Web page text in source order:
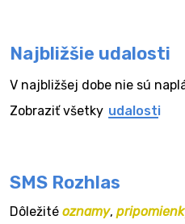
Najbližšie udalosti
V najbližšej dobe nie sú
Zobraziť všetky udalosti
SMS Rozhlas
Dôležité oznamy,